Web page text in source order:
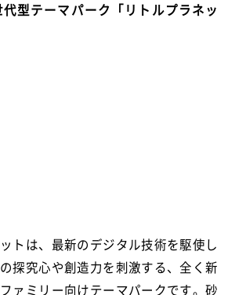
代型テーマパーク「リトルプラネッ
トは、最新のデジタル技術を駆使し
探究心や創造力を刺激する、全く新
ァミリー向けテーマパークです。砂